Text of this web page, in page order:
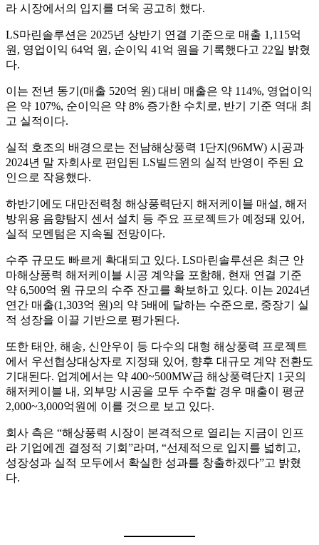
라 시장에서의 입지를 더욱 공고히 했다.
LS마린솔루션은 2025년 상반기 연결 기준으로 매출 1,115억
원, 영업이익 64억 원, 순이익 41억 원을 기록했다고 22일 밝혔
다.
이는 전년 동기(매출 520억 원) 대비 매출은 약 114%, 영업이익
은 약 107%, 순이익은 약 8% 증가한 수치로, 반기 기준 역대 최
고 실적이다.
실적 호조의 배경으로는 전남해상풍력 1단지(96MW) 시공과
2024년 말 자회사로 편입된 LS빌드윈의 실적 반영이 주된 요
인으로 작용했다.
하반기에도 대만전력청 해상풍력단지 해저케이블 매설, 해저
방위용 음향탐지 센서 설치 등 주요 프로젝트가 예정돼 있어,
실적 모멘텀은 지속될 전망이다.
수주 규모도 빠르게 확대되고 있다. LS마린솔루션은 최근 안
마해상풍력 해저케이블 시공 계약을 포함해, 현재 연결 기준
약 6,500억 원 규모의 수주 잔고를 확보하고 있다. 이는 2024년
연간 매출(1,303억 원)의 약 5배에 달하는 수준으로, 중장기 실
적 성장을 이끌 기반으로 평가된다.
또한 태안, 해송, 신안우이 등 다수의 대형 해상풍력 프로젝트
에서 우선협상대상자로 지정돼 있어, 향후 대규모 계약 전환도
기대된다. 업계에서는 약 400~500MW급 해상풍력단지 1곳의
해저케이블 내, 외부망 시공을 모두 수주할 경우 매출이 평균
2,000~3,000억원에 이를 것으로 보고 있다.
회사 측은 “해상풍력 시장이 본격적으로 열리는 지금이 인프
라 기업에겐 결정적 기회”라며, “선제적으로 입지를 넓히고,
성장성과 실적 모두에서 확실한 성과를 창출하겠다”고 밝혔
다.